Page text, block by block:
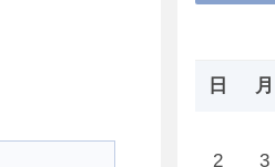
日 月
2
3